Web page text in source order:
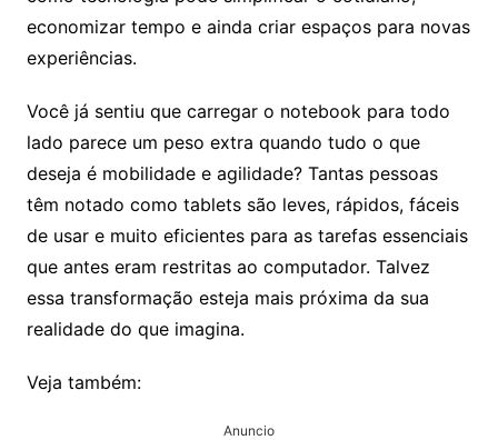
economizar tempo e ainda criar espaços para novas
experiências.
Você já sentiu que carregar o notebook para todo
lado parece um peso extra quando tudo o que
deseja é mobilidade e agilidade? Tantas pessoas
têm notado como tablets são leves, rápidos, fáceis
de usar e muito eficientes para as tarefas essenciais
que antes eram restritas ao computador. Talvez
essa transformação esteja mais próxima da sua
realidade do que imagina.
Veja também:
Anuncio